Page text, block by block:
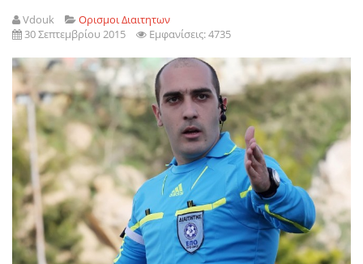
Vdouk
Ορισμοι Διαιτητων
30 Σεπτεμβρίου 2015
Εμφανίσεις: 4735